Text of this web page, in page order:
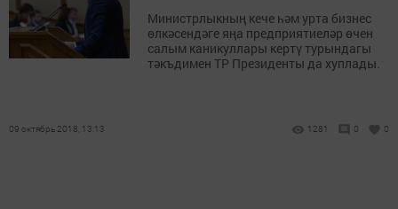
Министрлыкның кече һәм урта бизнес
өлкәсендәге яңа предприятиеләр өчен
салым каникуллары кертү турындагы
тәкъдимен ТР Президенты да хуплады.
09 октябрь 2018, 13:13 1281 0 0